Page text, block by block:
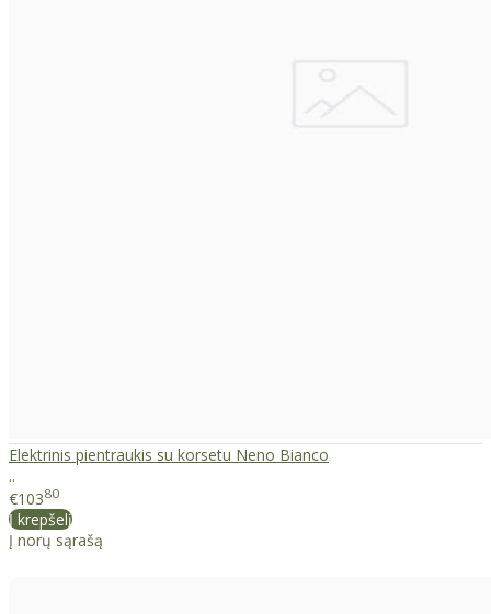
Elektrinis pientraukis su korsetu Neno Bianco
..
€10380
Į krepšelį
Į norų sąrašą